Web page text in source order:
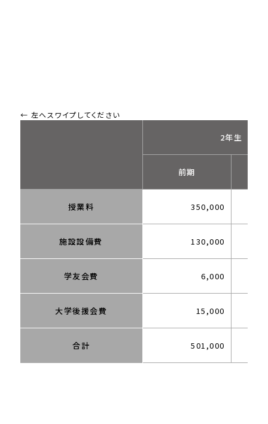
2年生
前期
授業料 350,000
施設設備費 130,000
学友会費 6,000
大学後援会費 15,000
合計 501,000